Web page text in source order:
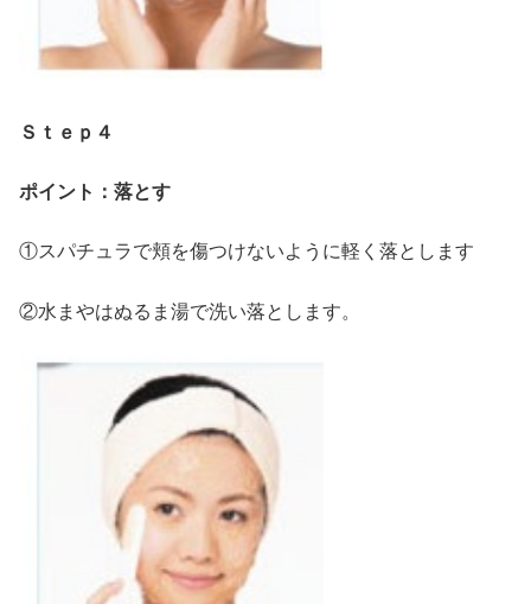
Ｓｔｅｐ４
ポイント：落とす
①スパチュラで頬を傷つけないように軽く落とします
②水まやはぬるま湯で洗い落とします。